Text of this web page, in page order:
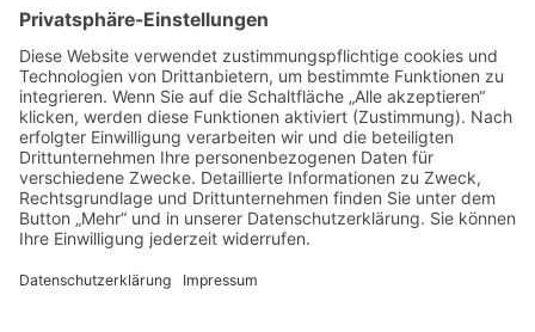
Erzbergerstr. 15
88239 Wangen
Telefonnummer: 0170 777 4388
Impressum
Datenschutzerklärungen
Datenschutzerklärung
Datenschutzerklärung Social–Media–Auftritte
Impressum
Datenschutzerklärungen
Datenschutzerklärung